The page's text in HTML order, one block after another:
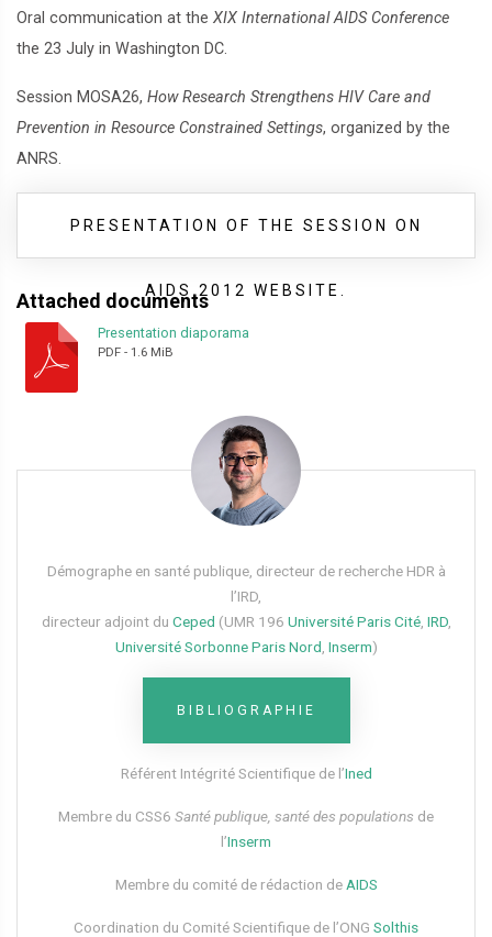
Oral communication at the XIX International AIDS Conference
the 23 July in Washington DC.
Session MOSA26, How Research Strengthens HIV Care and
Prevention in Resource Constrained Settings, organized by the
ANRS.
PRESENTATION OF THE SESSION ON
AIDS 2012 WEBSITE.
Attached documents
Presentation diaporama
PDF - 1.6 MiB
Démographe en santé publique, directeur de recherche HDR à
l’IRD,
directeur adjoint du Ceped (UMR 196 Université Paris Cité, IRD,
Université Sorbonne Paris Nord Inserm)
BIBLIOGRAPHIE
Référent Intégrité Scientifique de l’Ined
Membre du CSS6​ Santé publique, santé des populations de
l’Inserm
Membre du comité de rédaction de AIDS
Coordination du Comité Scientifique de l’ONG Solthis